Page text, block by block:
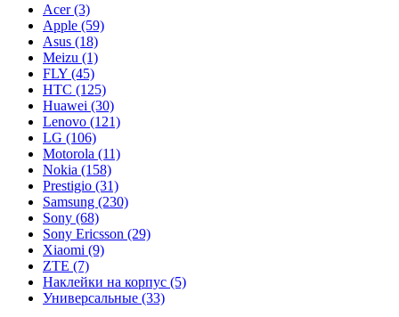
Acer (3)
Apple (59)
Asus (18)
Meizu (1)
FLY (45)
HTC (125)
Huawei (30)
Lenovo (121)
LG (106)
Motorola (11)
Nokia (158)
Prestigio (31)
Samsung (230)
Sony (68)
Sony Ericsson (29)
Xiaomi (9)
ZTE (7)
Наклейки на корпус (5)
Универсальные (33)